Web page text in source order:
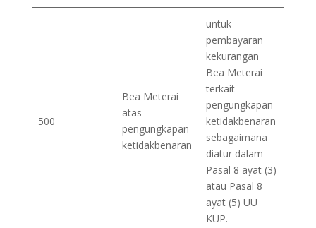
500
Bea Meterai
atas
pengungkapan
ketidakbenaran
untuk
pembayaran
kekurangan
Bea Meterai
terkait
pengungkapan
ketidakbenaran
sebagaimana
diatur dalam
Pasal 8 ayat (3)
atau Pasal 8
ayat (5) UU
KUP.